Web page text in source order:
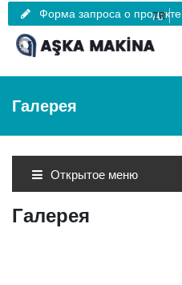
TR
Форма запроса о продукте
Галерея
Открытое меню
Галерея